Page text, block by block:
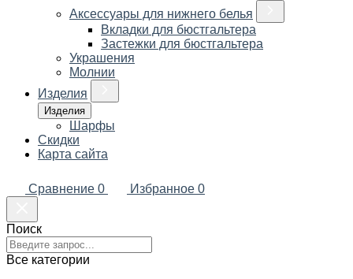
Аксессуары для нижнего белья
Вкладки для бюстгальтера
Застежки для бюстгальтера
Украшения
Молнии
Изделия
Изделия
Шарфы
Скидки
Карта сайта
Сравнение 0 Избранное 0
Поиск
Все категории